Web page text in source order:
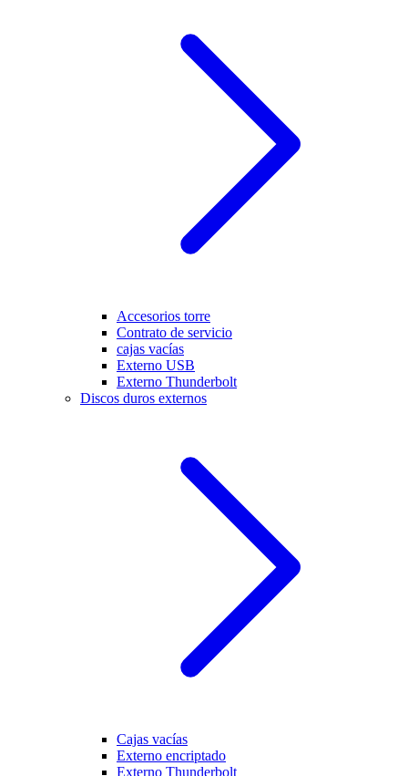
Accesorios torre
Contrato de servicio
cajas vacías
Externo USB
Externo Thunderbolt
Discos duros externos
Cajas vacías
Externo encriptado
Externo Thunderbolt